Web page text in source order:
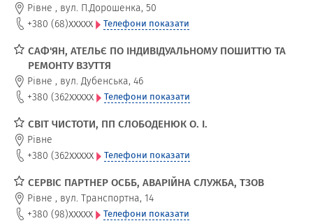
Рівне , вул. П.Дорошенка, 50
+380 (68)xxxxx Телефони показати
САФ'ЯН, АТЕЛЬЄ ПО ІНДИВІДУАЛЬНОМУ ПОШИТТЮ ТА
РЕМОНТУ ВЗУТТЯ
Рівне , вул. Дубенська, 46
+380 (362xxxxx Телефони показати
СВІТ ЧИСТОТИ, ПП СЛОБОДЕНЮК О. І.
Рівне
+380 (362xxxxx Телефони показати
СЕРВІС ПАРТНЕР ОСББ, АВАРІЙНА СЛУЖБА, ТЗОВ
Рівне , вул. Транспортна, 14
+380 (98)xxxxx Телефони показати